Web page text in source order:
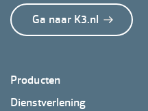
Ga naar K3.nl
Footer
K3Delta
Producten
Dienstverlening